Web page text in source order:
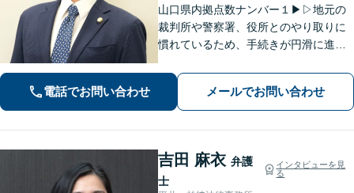
山口県内拠点数ナンバー１▶︎▷地元の
裁判所や警察署、役所とのやり取りに
慣れているため、手続きが円滑に進み
ことで、仕事帰りや急な事態でも相談
に行きやすくなります。法律トラブル
は「地域密着」の当事務所にご相談く
ださい。
電話でお問い合わせ メールでお問い合わせ
吉田 麻衣 弁護
士
インタビューを見
る